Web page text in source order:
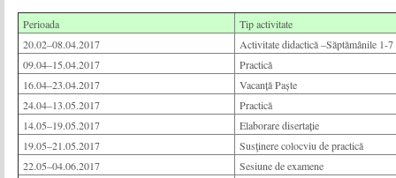
Perioada
Tip activitate
20.02–08.04.2017
Activitate didactică –Săptămânile 1-7
09.04–15.04.2017
Practică
16.04–23.04.2017
Vacanță Paște
24.04–13.05.2017
Practică
14.05–19.05.2017
Elaborare disertație
19.05–21.05.2017
Susţinere colocviu de practică
22.05–04.06.2017
Sesiune de examene